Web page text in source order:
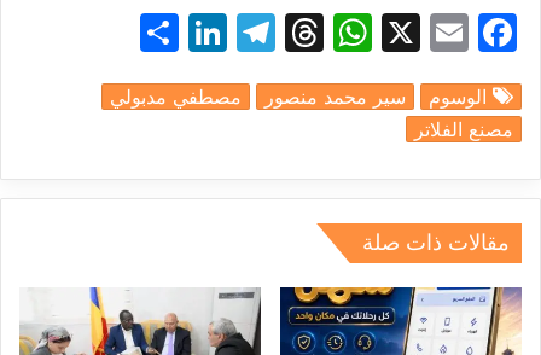
F
a
c
e
b
o
o
k
E
m
ai
l
X
W
h
at
A
p
T
hr
e
d
T
el
e
a
Li
n
k
dI
h
ar
الوسوم سير محمد منصور
مصطفي مدبولي
مصنع الفلاتر
مقالات ذات صلة